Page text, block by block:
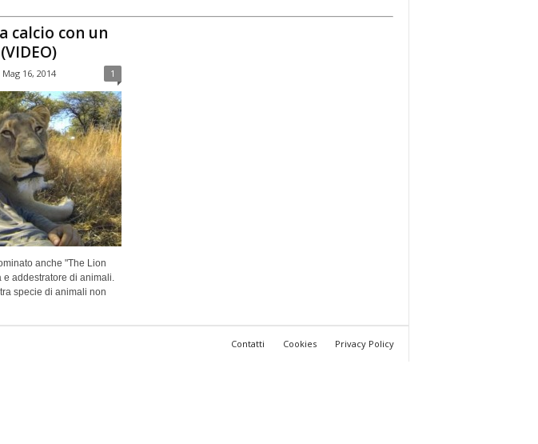
calcio con un
Mag 16, 2014 1
anche "The Lion
addestratore di animali.
specie di animali non
Contatti Cookies Privacy Policy